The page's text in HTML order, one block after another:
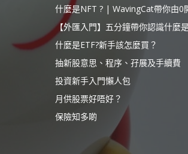
什麼是NFT ? | WavingCat帶你由0
【外匯入門】五分鐘帶你認識什麼
什麼是ETF?新手該怎麼買？
抽新股意思、程序、孖展及手續費
投資新手入門懶人包
月供股票好唔好？
保險知多啲